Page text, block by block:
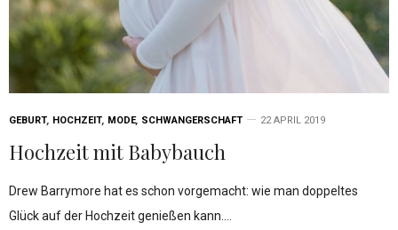
GEBURT, HOCHZEIT, MODE, SCHWANGERSCHAFT 22 APRIL 2019
Hochzeit mit Babybauch
Drew Barrymore hat es schon vorgemacht: wie man doppeltes
Glück auf der Hochzeit genießen kann.…